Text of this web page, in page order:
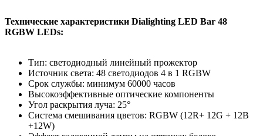
Технические характеристики Dialighting LED Bar 48
RGBW LEDs:
Тип: светодиодный линейный прожектор
Источник света: 48 светодиодов 4 в 1 RGBW
Срок службы: минимум 60000 часов
Высокоэффективные оптические компоненты
Угол раскрытия луча: 25°
Система смешивания цветов: RGBW (12R+ 12G + 12B
+12W)